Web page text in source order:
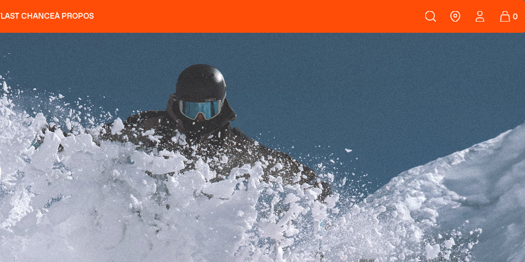
104 LITE
SLAP 112
SLAP 92 SLAP 92
UBAC 102 UBAC 108
COUTEAUX
PEAUX
LAST CHANCEÀ PROPOS
RECHERCHER